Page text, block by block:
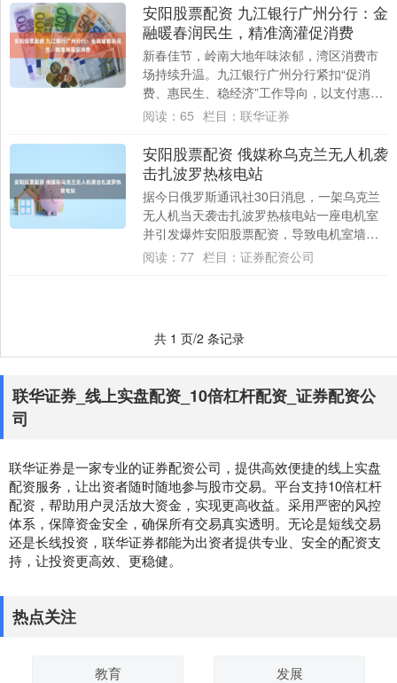
安阳股票配资 九江银行广州分行：金
融暖春润民生，精准滴灌促消费
新春佳节，岭南大地年味浓郁，湾区消费市
场持续升温。九江银行广州分行紧扣“促消
费、惠民生、稳经济”工作导向，以支付惠
民、场景赋能、产业助农为重要抓手，深度
阅读： 65 栏目： 联华证券
安阳股票配资 俄媒称乌克兰无人机袭
击扎波罗热核电站
据今日俄罗斯通讯社30日消息，一架乌克兰
无人机当天袭击扎波罗热核电站一座电机室
并引发爆炸安阳股票配资，导致电机室墙壁
被炸出一个洞安阳股票配资，但内部主要设
阅读： 77 栏目： 证券配资公司
共 1 页/2 条记录
联华证券_线上实盘配资_10倍杠杆配资_证券配资公
司
联华证券是一家专业的证券配资公司，提供高效便捷的线上实盘
配资服务，让出资者随时随地参与股市交易。平台支持10倍杠杆
配资，帮助用户灵活放大资金，实现更高收益。采用严密的风控
体系，保障资金安全，确保所有交易真实透明。无论是短线交易
还是长线投资，联华证券都能为出资者提供专业、安全的配资支
持，让投资更高效、更稳健。
热点关注
教育 发展